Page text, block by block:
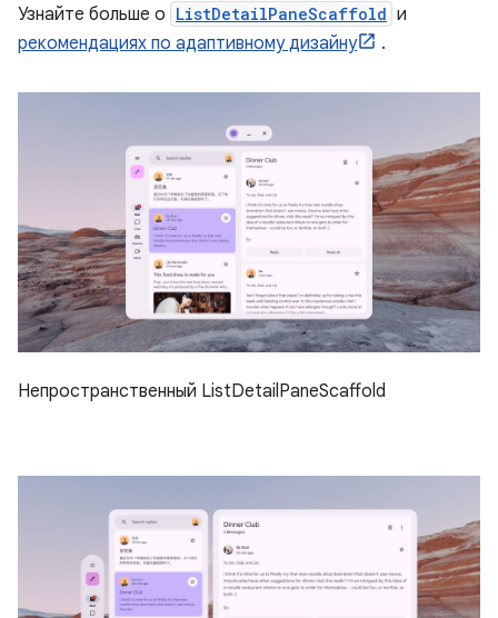
Узнайте больше о ListDetailPaneScaffold и
рекомендациях по адаптивному дизайну
.
Непространственный ListDetailPaneScaffold